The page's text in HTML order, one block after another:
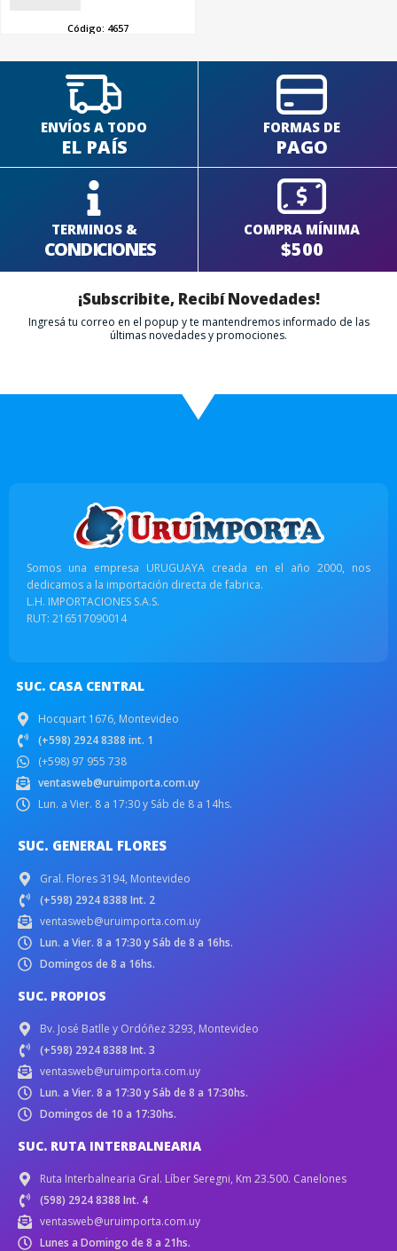
Código: 4657
ENVÍOS A TODO
EL PAÍS
FORMAS DE
PAGO
TERMINOS &
CONDICIONES
COMPRA MÍNIMA
$500
¡Subscribite, Recibí Novedades!
Ingresá tu correo en el popup y te mantendremos informado de las
últimas novedades y promociones.
Somos una empresa URUGUAYA creada en el año 2000, nos
dedicamos a la importación directa de fabrica.
L.H. IMPORTACIONES S.A.S.
RUT: 216517090014
SUC. CASA CENTRAL
Hocquart 1676, Montevideo
(+598) 2924 8388 int. 1
(+598) 97 955 738
ventasweb@uruimporta.com.uy
Lun. a Vier. 8 a 17:30 y Sáb de 8 a 14hs.
SUC. GENERAL FLORES
Gral. Flores 3194, Montevideo
(+598) 2924 8388 Int. 2
ventasweb@uruimporta.com.uy
Lun. a Vier. 8 a 17:30 y Sáb de 8 a 16hs.
Domingos de 8 a 16hs.
SUC. PROPIOS
Bv. José Batlle y Ordóñez 3293, Montevideo
(+598) 2924 8388 Int. 3
ventasweb@uruimporta.com.uy
Lun. a Vier. 8 a 17:30 y Sáb de 8 a 17:30hs.
Domingos de 10 a 17:30hs.
SUC. RUTA INTERBALNEARIA
Ruta Interbalnearia Gral. Líber Seregni, Km 23.500. Canelones
(598) 2924 8388 Int. 4
ventasweb@uruimporta.com.uy
Lunes a Domingo de 8 a 21hs.